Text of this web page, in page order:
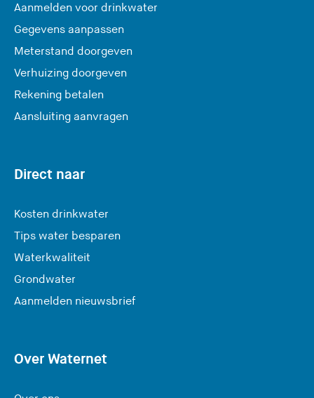
Aanmelden voor drinkwater
Gegevens aanpassen
Meterstand doorgeven
Verhuizing doorgeven
Rekening betalen
Aansluiting aanvragen
Direct naar
Kosten drinkwater
Tips water besparen
Waterkwaliteit
Grondwater
Aanmelden nieuwsbrief(
Over Waternet